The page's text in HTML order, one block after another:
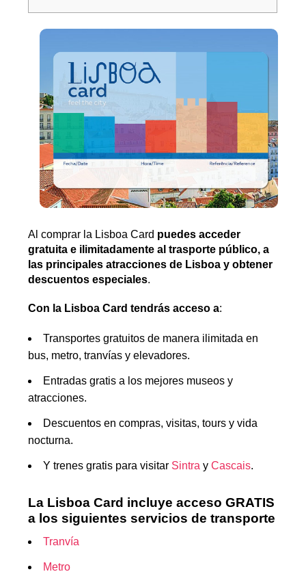
Al comprar la Lisboa Card puedes acceder
gratuita e ilimitadamente al trasporte público, a
las principales atracciones de Lisboa y obtener
descuentos especiales.
Con la Lisboa Card tendrás acceso a:
Transportes gratuitos de manera ilimitada en
bus, metro, tranvías y elevadores.
Entradas gratis a los mejores museos y
atracciones.
Descuentos en compras, visitas, tours y vida
nocturna.
Y trenes gratis para visitar Sintra yCascais.
La Lisboa Card incluye acceso GRATIS
a los siguientes servicios de transporte
Tranvía
Metro